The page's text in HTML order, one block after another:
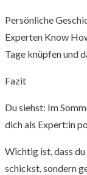
Persönliche
Experten Know
Tage knüpfen und
Fazit
Du siehst: Im
dich als Expert:in
Wichtig ist, dass
schickst, sondern